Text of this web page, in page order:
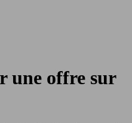
une offre sur